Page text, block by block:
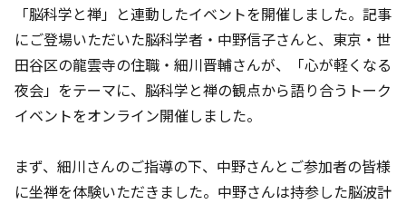
「脳科学と禅」と連動したイベントを開催しました。記事
にご登場いただいた脳科学者・中野信子さんと、東京・世
田谷区の龍雲寺の住職・細川晋輔さんが、「心が軽くなる
夜会」をテーマに、脳科学と禅の観点から語り合うトーク
イベントをオンライン開催しました。
まず、細川さんのご指導の下、中野さんとご参加者の皆様
に坐禅を体験いただきました。中野さんは持参した脳波計